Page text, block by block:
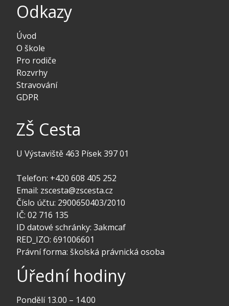
Odkazy
Úvod
O škole
Pro rodiče
Rozvrhy
Stravování
GDPR
ZŠ Cesta
U Výstaviště 463 Písek 397 01
Telefon: +420 608 405 252
Email: zscesta@zscesta.cz
Číslo účtu: 2900650403/2010
IČ: 02 716 135
ID datové schránky: 3akmcaf
RED_IZO: 691006601
Právní forma: školská právnická osoba
Úřední hodiny
Pondělí 13.00 – 14.00